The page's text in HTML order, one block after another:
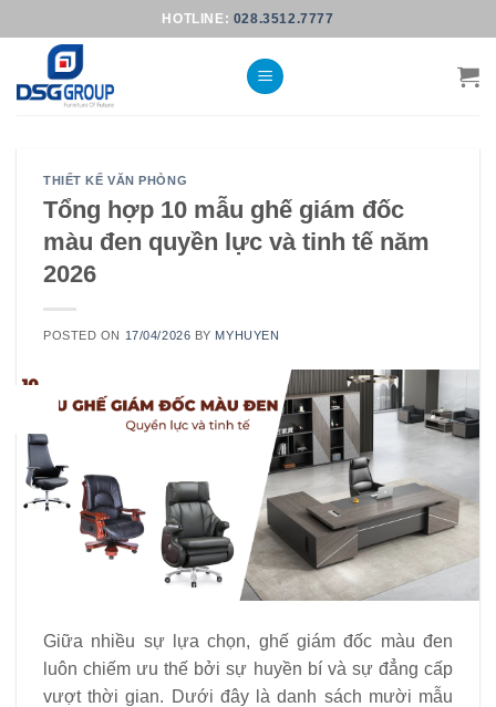
to
content
HOTLINE: 028.3512.7777
THIẾT KẾ VĂN PHÒNG
Tổng hợp 10 mẫu ghế giám đốc
màu đen quyền lực và tinh tế năm
2026
POSTED ON 17/04/2026 BY MYHUYEN
Giữa nhiều sự lựa chọn, ghế giám đốc màu đen
luôn chiếm ưu thế bởi sự huyền bí và sự đẳng cấp
vượt thời gian. Dưới đây là danh sách mười mẫu